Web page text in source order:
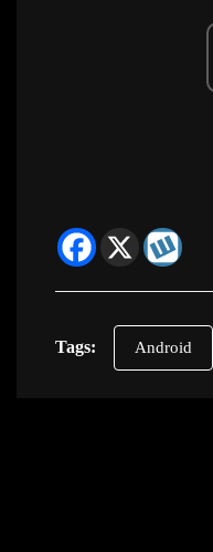
Tags: Android